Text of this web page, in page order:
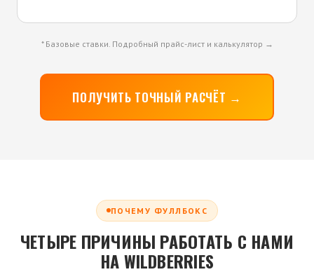
* Базовые ставки. Подробный прайс-лист и калькулятор →
ПОЛУЧИТЬ ТОЧНЫЙ РАСЧЁТ →
ПОЧЕМУ ФУЛЛБОКС
ЧЕТЫРЕ ПРИЧИНЫ РАБОТАТЬ С НАМИ
НА WILDBERRIES